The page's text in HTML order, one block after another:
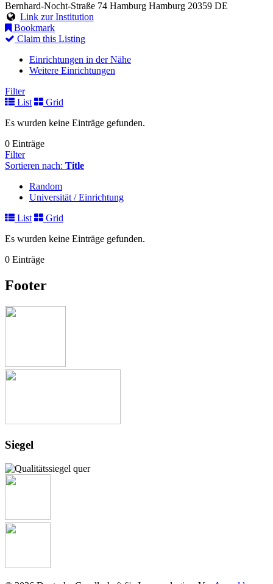
Bernhard-Nocht-Straße 74 Hamburg Hamburg 20359 DE
Link zur Institution
Bookmark
Claim this Listing
Einrichtungen in der Nähe
Weitere Einrichtungen
Filter
List
Grid
Es wurden keine Einträge gefunden.
0 Einträge
Filter
Sortieren nach: Title
Random
Universität / Einrichtung
List
Grid
Es wurden keine Einträge gefunden.
0 Einträge
Footer
Siegel